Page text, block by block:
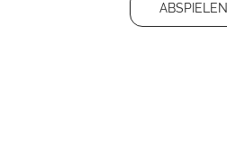
ABSPIELEN